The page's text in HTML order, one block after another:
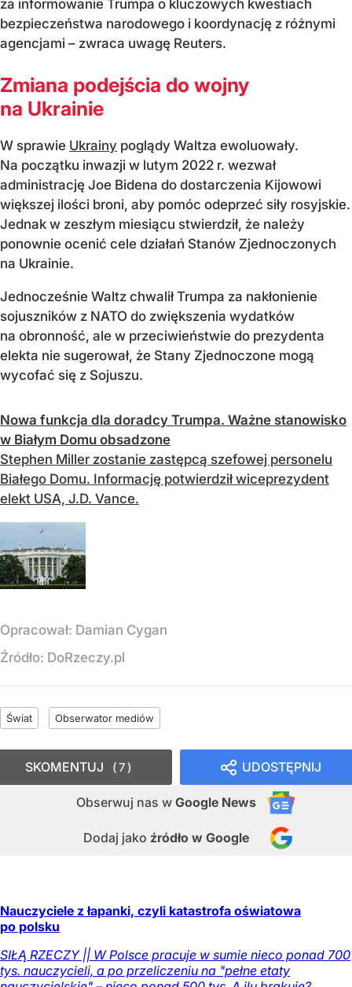
za informowanie Trumpa o kluczowych kwestiach
bezpieczeństwa narodowego i koordynację z różnymi
agencjami – zwraca uwagę Reuters.
Zmiana podejścia do wojny
na Ukrainie
W sprawie Ukrainy poglądy Waltza ewoluowały.
Na początku inwazji w lutym 2022 r. wezwał
administrację Joe Bidena do dostarczenia Kijowowi
większej ilości broni, aby pomóc odeprzeć siły rosyjskie.
Jednak w zeszłym miesiącu stwierdził, że należy
ponownie ocenić cele działań Stanów Zjednoczonych
na Ukrainie.
Jednocześnie Waltz chwalił Trumpa za nakłonienie
sojuszników z NATO do zwiększenia wydatków
na obronność, ale w przeciwieństwie do prezydenta
elekta nie sugerował, że Stany Zjednoczone mogą
wycofać się z Sojuszu.
Nowa funkcja dla doradcy Trumpa. Ważne stanowisko
w Białym Domu obsadzone
Stephen Miller zostanie zastępcą szefowej personelu
Białego Domu. Informację potwierdził wiceprezydent
elekt USA, J.D. Vance.
Opracował: Damian Cygan
Źródło: DoRzeczy.pl
Świat Obserwator mediów
UDOSTĘPNIJ
Obserwuj nas w Google News
Dodaj jako źródło w Google
SKOMENTUJ 7
Nauczyciele z łapanki, czyli katastrofa oświatowa
po polsku
SIŁĄ RZECZY || W Polsce pracuje w sumie nieco ponad 700
tys. nauczycieli, a po przeliczeniu na "pełne etaty